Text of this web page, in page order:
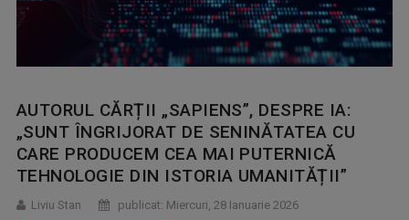
AUTORUL CĂRȚII „SAPIENS”, DESPRE IA:
„SUNT ÎNGRIJORAT DE SENINĂTATEA CU
CARE PRODUCEM CEA MAI PUTERNICĂ
TEHNOLOGIE DIN ISTORIA UMANITĂȚII”
Liviu Stan publicat: Miercuri, 28 Ianuarie 2026